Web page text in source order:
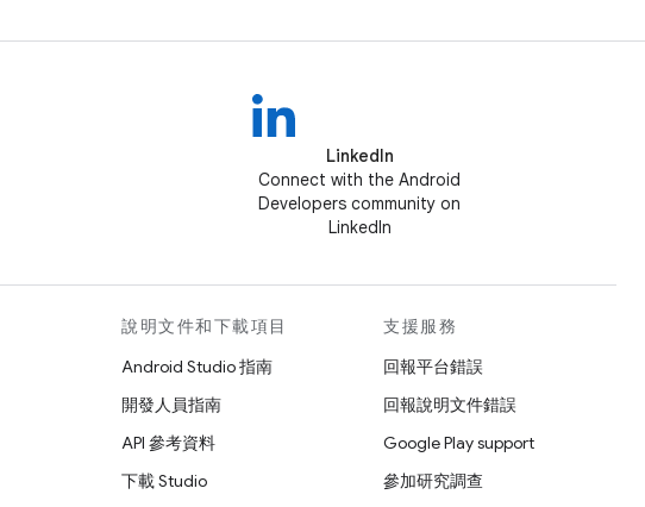
LinkedIn
Connect with the Android
Developers community on
LinkedIn
說明文件和下載項目
Android Studio 指南
開發人員指南
API 參考資料
下載 Studio
支援服務
回報平台錯誤
回報說明文件錯誤
Google Play support
參加研究調查